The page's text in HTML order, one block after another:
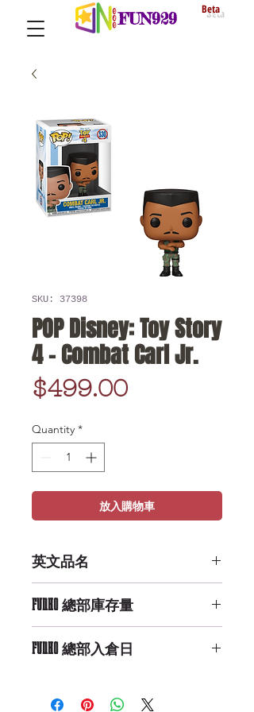
FUN929 Beta
SKU: 37398
POP Disney: Toy Story
4 - Combat Carl Jr.
$499.00Price
Quantity *
放入購物車
英文品名
Carl Jr.
FUNKO 總部庫存量
FUNKO 總部入倉日